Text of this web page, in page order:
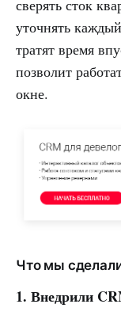
сверять сток
уточнять
тратят время
позволит
окне.
Что мы
1. Внедрили